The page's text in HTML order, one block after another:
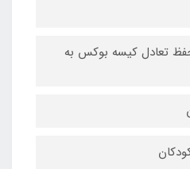
تعادل کیسه بوکس به